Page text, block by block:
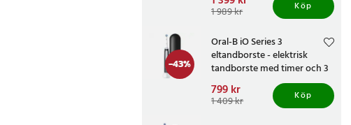
1 399 krTidigare pris:1 989 kr
1 989 kr Köp
-43%
Oral-B iO Series 3
eltandborste - elektrisk
tandborste med timer och 3
borstlägen
Nuvarande pris:
799 krTidigare pris :1 409 kr
799 kr
1 409 kr Köp